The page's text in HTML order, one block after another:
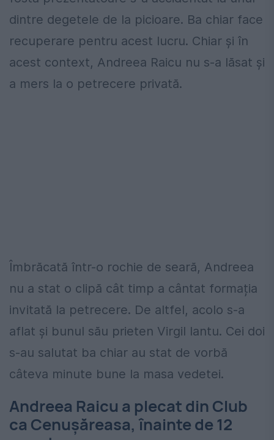
dintre degetele de la picioare. Ba chiar face
recuperare pentru acest lucru. Chiar și în
acest context, Andreea Raicu nu s-a lăsat și
a mers la o petrecere privată.
Îmbrăcată într-o rochie de seară, Andreea
nu a stat o clipă cât timp a cântat formația
invitată la petrecere. De altfel, acolo s-a
aflat și bunul său prieten Virgil Iantu. Cei doi
s-au salutat ba chiar au stat de vorbă
câteva minute bune la masa vedetei.
Andreea Raicu a plecat din Club
ca Cenușăreasa, înainte de 12